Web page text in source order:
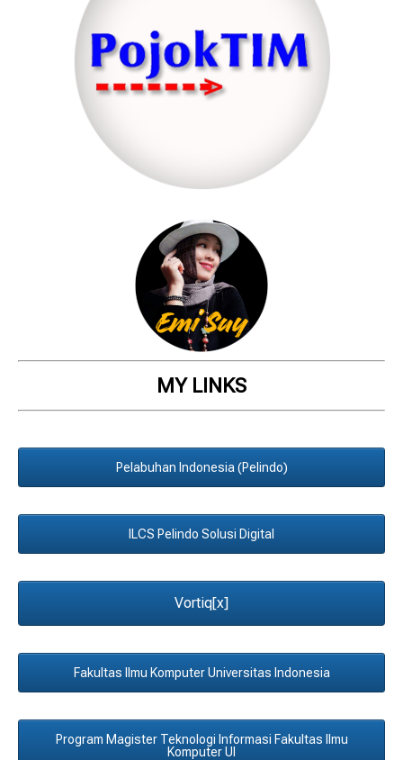
MY LINKS
Pelabuhan Indonesia (Pelindo)
ILCS Pelindo Solusi Digital
Vortiq[x]
Fakultas Ilmu Komputer Universitas Indonesia
Program Magister Teknologi Informasi Fakultas Ilmu
Komputer UI